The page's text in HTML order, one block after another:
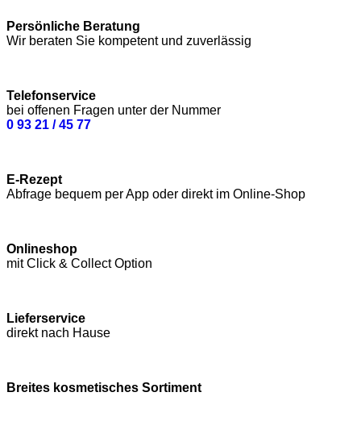
Persönliche Beratung
Wir beraten Sie kompetent und zuverlässig
Telefonservice
bei offenen Fragen unter der Nummer
0 93 21 / 45 77
E-Rezept
Abfrage bequem per App oder direkt im Online-Shop
Onlineshop
mit Click & Collect Option
Lieferservice
direkt nach Hause
Breites kosmetisches Sortiment